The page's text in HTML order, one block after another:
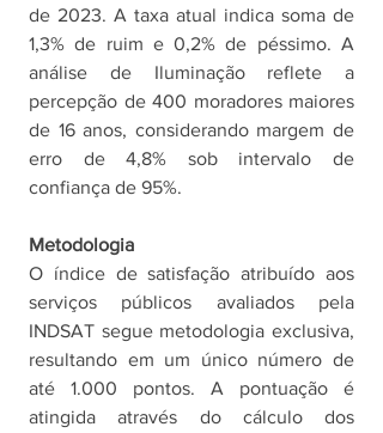
de 2023. A taxa atual indica soma de
1,3% de ruim e 0,2% de péssimo. A
análise de Iluminação reflete a
percepção de 400 moradores maiores
de 16 anos, considerando margem de
erro de 4,8% sob intervalo de
confiança de 95%.
Metodologia
O índice de satisfação atribuído aos
serviços públicos avaliados pela
INDSAT segue metodologia exclusiva,
resultando em um único número de
até 1.000 pontos. A pontuação é
atingida através do cálculo dos